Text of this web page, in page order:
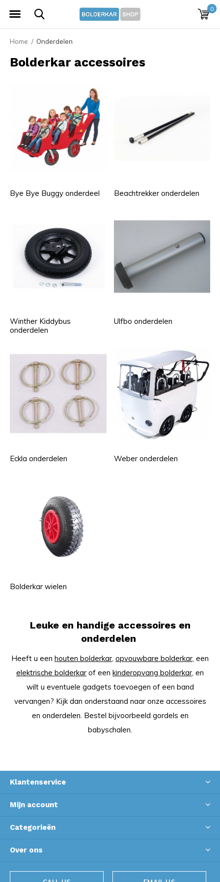
0
Home Onderdelen
Bolderkar accessoires
Bye Bye Buggy onderdeel Beachtrekker onderdelen
Winther Kiddybus
onderdelen
Ulfbo onderdelen
Eckla onderdelen Weber onderdelen
Bolderkar wielen
Leuke en handige accessoires en
onderdelen
Heeft u een houten bolderkar, opvouwbare bolderkar, een
elektrische bolderkar of een kinderopvang bolderkar, en
wilt u eventuele gadgets toevoegen of een band
vervangen? Kijk dan onderstaand naar onze accessoires
en onderdelen. Bestel bijvoorbeeld gordels en
babyschalen.
Klantenservice
Mijn account
Categorieën
Over ons